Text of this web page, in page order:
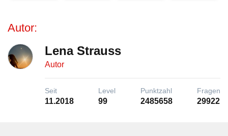
Autor:
Lena Strauss
Autor
Seit
11.2018
Level
99
Punktzahl
2485658
Fragen
29922